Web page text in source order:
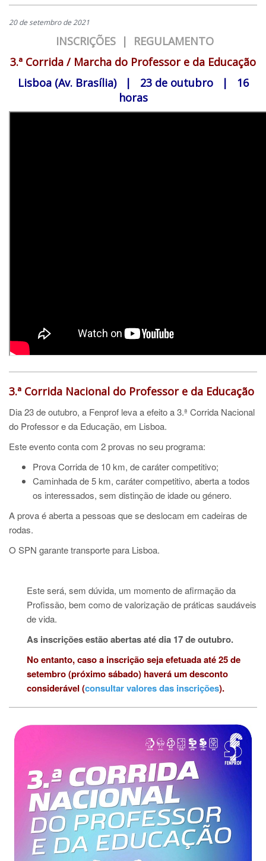
20 de setembro de 2021
INSCRIÇÕES |
REGULAMENTO
3.ª Corrida / Marcha do Professor e da Educação
Lisboa (Av. Brasília) | 23 de outubro | 16
horas
3.ª Corrida Nacional do Professor e da Educação
Dia 23 de outubro, a Fenprof leva a efeito a 3.ª Corrida Nacional
do Professor e da Educação, em Lisboa.
Este evento conta com 2 provas no seu programa:
Prova Corrida de 10 km, de caráter competitivo;
Caminhada de 5 km, caráter competitivo, aberta a todos
os interessados, sem distinção de idade ou género.
A prova é aberta a pessoas que se deslocam em cadeiras de
rodas.
O SPN garante transporte para Lisboa.
Este será, sem dúvida, um momento de afirmação da
Profissão, bem como de valorização de práticas saudáveis
de vida.
As inscrições estão abertas até dia 17 de outubro.
No entanto, caso a inscrição seja efetuada até 25 de
setembro (próximo sábado) haverá um desconto
considerável (consultar valores das inscrições).